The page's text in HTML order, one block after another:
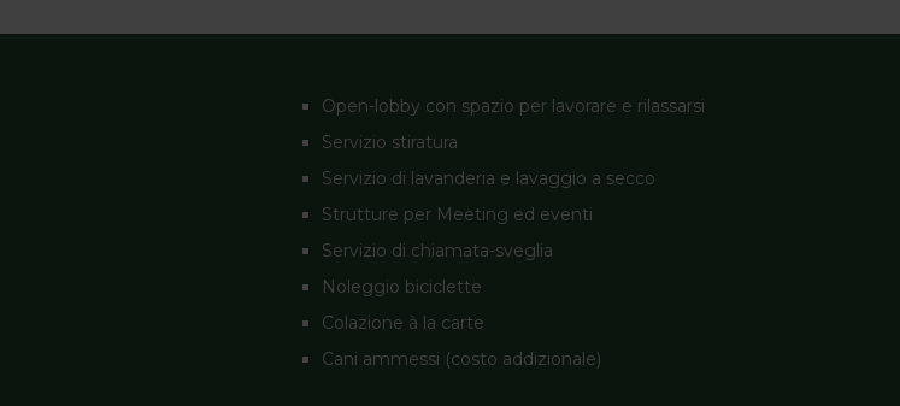
Open-lobby con spazio per lavorare e rilassarsi
Servizio stiratura
Servizio di lavanderia e lavaggio a secco
Strutture per Meeting ed eventi
Servizio di chiamata-sveglia
Noleggio biciclette
Colazione à la carte
Cani ammessi (costo addizionale)